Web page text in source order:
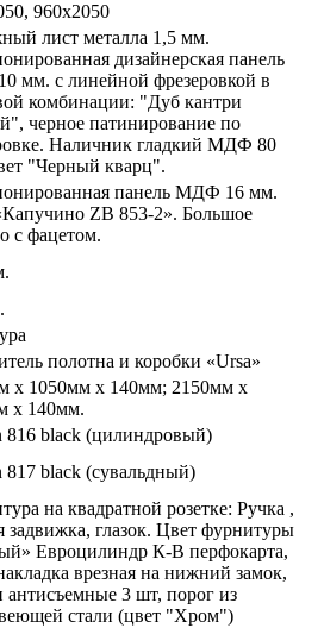
960x2050
лист металла 1,5 мм.
дизайнерская панель
мм. с линейной фрезеровкой в
комбинации: "Дуб кантри
черное патинирование по
Наличник гладкий МДФ 80
"Черный кварц".
панель МДФ 16 мм.
ZB 853-2». Большое
с фацетом.
полотна и коробки «Ursa»
х 1050мм х 140мм; 2150мм х
х 140мм.
816 black (цилиндровый)
817 black (сувальдный)
на квадратной розетке: Ручка ,
задвижка, глазок. Цвет фурнитуры
Евроцилиндр К-В перфокарта,
врезная на нижний замок,
3 шт, порог из
стали (цвет "Хром")